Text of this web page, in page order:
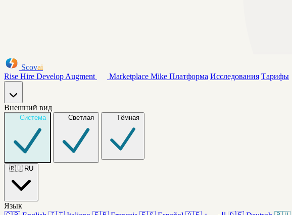
Scovai
Rise Hire Develop Augment Marketplace Mike Платформа Исследования Тарифы
Внешний вид
Система Светлая Тёмная
🇷🇺 RU
Язык